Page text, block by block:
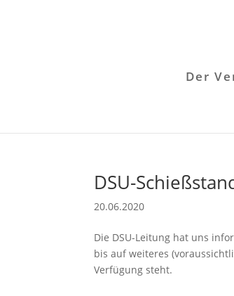
Der
DSU-
20.06.2020
Die DSU-Leitung hat uns
bis auf weiteres
Verfügung steht.